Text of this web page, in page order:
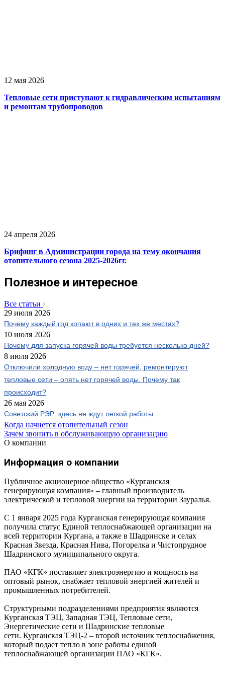
12 мая 2026
Тепловые сети приступают к гидравлическим испытаниям
и ремонтам трубопроводов
24 апреля 2026
Брифинг в Администрации города на тему окончания
отопительного сезона 2025-2026гг.
Полезное и интересное
Все статьи
29 июля 2026
Почему каждый год копают в одних и тех же местах?
10 июля 2026
Почему для запуска горячей воды требуется несколько дней?
8 июля 2026
Отключили холодную воду – нет горячей, ремонтируют
тепловые сети – опять нет горячей воды. Почему так
происходит?
26 мая 2026
Советский РЭР: здесь не ждут легкой работы
Когда начнется отопительный сезон
Зачем звонить в обслуживающую организацию
О компании
Информация о компании
Публичное акционерное общество «Курганская
генерирующая компания» – главный производитель
электрической и тепловой энергии на территории Зауралья.
С 1 января 2025 года Курганская генерирующая компания
получила статус Единой теплоснабжающей организации на
всей территории Кургана, а также в Шадринске и селах
Красная Звезда, Красная Нива, Погорелка и Чистопрудное
Шадринского муниципального округа.
ПАО «КГК» поставляет электроэнергию и мощность на
оптовый рынок, снабжает тепловой энергией жителей и
промышленных потребителей.
Структурными подразделениями предприятия являются
Курганская ТЭЦ, Западная ТЭЦ, Тепловые сети,
Энергетические сети и Шадринские тепловые
сети. Курганская ТЭЦ-2 – второй источник теплоснабжения,
который подает тепло в зоне работы единой
теплоснабжающей организации ПАО «КГК».